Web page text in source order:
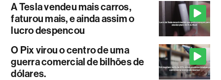
A Tesla vendeu mais carros,
faturou mais, e ainda assim o
lucro despencou
O Pix virou o centro de uma
guerra comercial de bilhões de
dólares.